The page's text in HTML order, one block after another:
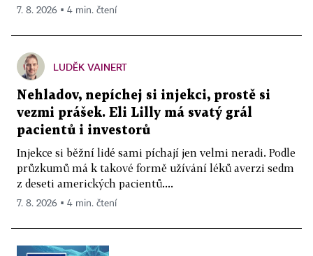
7. 8. 2026 ▪ 4 min. čtení
LUDĚK VAINERT
Nehladov, nepíchej si injekci, prostě si
vezmi prášek. Eli Lilly má svatý grál
pacientů i investorů
Injekce si běžní lidé sami píchají jen velmi neradi. Podle
průzkumů má k takové formě užívání léků averzi sedm
z deseti amerických pacientů....
7. 8. 2026 ▪ 4 min. čtení